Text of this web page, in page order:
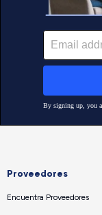
Proveedores
Encuentra Proveedores